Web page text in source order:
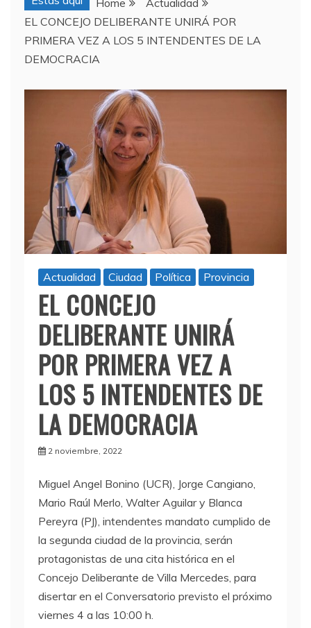
Home
Actualidad
EL CONCEJO DELIBERANTE UNIRÁ POR
PRIMERA VEZ A LOS 5 INTENDENTES DE LA
DEMOCRACIA
Actualidad Ciudad Política Provincia
EL CONCEJO
DELIBERANTE UNIRÁ
POR PRIMERA VEZ A
LOS 5 INTENDENTES DE
LA DEMOCRACIA
2 noviembre, 2022
Miguel Angel Bonino (UCR), Jorge Cangiano,
Mario Raúl Merlo, Walter Aguilar y Blanca
Pereyra (PJ), intendentes mandato cumplido de
la segunda ciudad de la provincia, serán
protagonistas de una cita histórica en el
Concejo Deliberante de Villa Mercedes, para
disertar en el Conversatorio previsto el próximo
viernes 4 a las 10:00 h.